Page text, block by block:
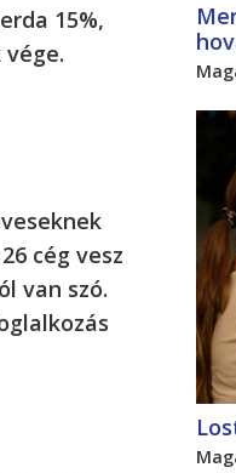
15%,
cég vesz
van szó.